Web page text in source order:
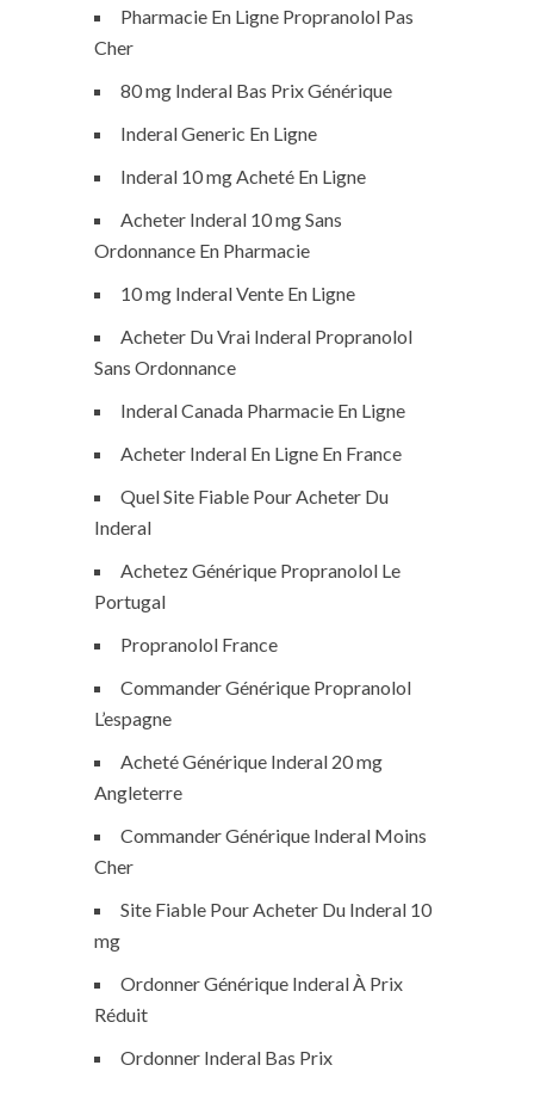
Pharmacie En Ligne Propranolol Pas
Cher
80 mg Inderal Bas Prix Générique
Inderal Generic En Ligne
Inderal 10 mg Acheté En Ligne
Acheter Inderal 10 mg Sans
Ordonnance En Pharmacie
10 mg Inderal Vente En Ligne
Acheter Du Vrai Inderal Propranolol
Sans Ordonnance
Inderal Canada Pharmacie En Ligne
Acheter Inderal En Ligne En France
Quel Site Fiable Pour Acheter Du
Inderal
Achetez Générique Propranolol Le
Portugal
Propranolol France
Commander Générique Propranolol
L’espagne
Acheté Générique Inderal 20 mg
Angleterre
Commander Générique Inderal Moins
Cher
Site Fiable Pour Acheter Du Inderal 10
mg
Ordonner Générique Inderal À Prix
Réduit
Ordonner Inderal Bas Prix